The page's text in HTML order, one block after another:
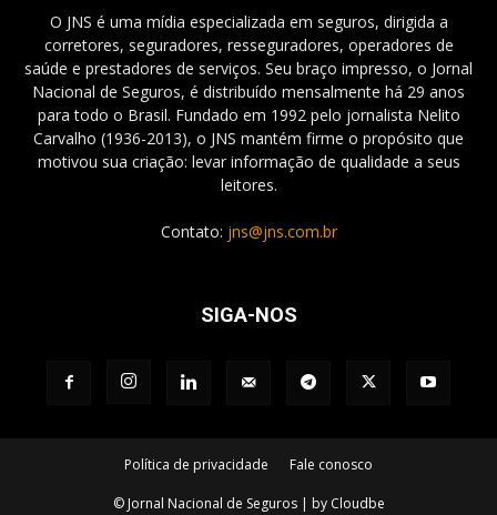
O JNS é uma mídia especializada em seguros, dirigida a
corretores, seguradores, resseguradores, operadores de
saúde e prestadores de serviços. Seu braço impresso, o Jornal
Nacional de Seguros, é distribuído mensalmente há 29 anos
para todo o Brasil. Fundado em 1992 pelo jornalista Nelito
Carvalho (1936-2013), o JNS mantém firme o propósito que
motivou sua criação: levar informação de qualidade a seus
leitores.
Contato: jns@jns.com.br
SIGA-NOS
Política de privacidade Fale conosco
© Jornal Nacional de Seguros | by Cloudbe